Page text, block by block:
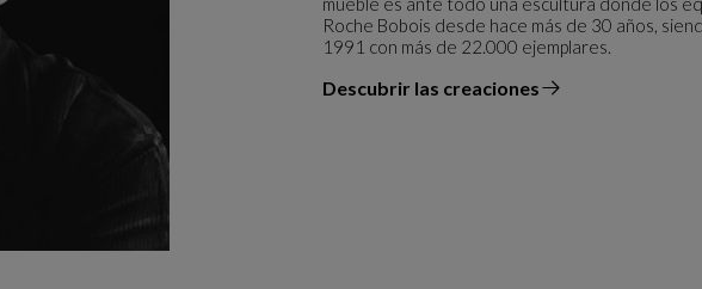
Roche Bobois desde hace más de 30 años,
1991 con más de 22.000 ejemplares.
Descubrir las creaciones
el diseñador